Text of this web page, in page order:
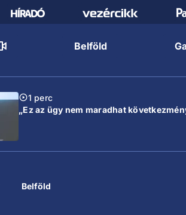
Belföld
1 perc
„Ez az ügy nem maradhat
Belföld